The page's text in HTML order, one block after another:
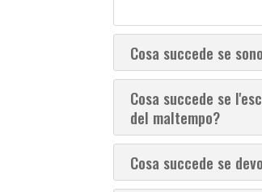
Cosa succede se
Cosa succede se
del maltempo?
Cosa succede se